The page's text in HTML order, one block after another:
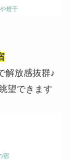
燈千
解放感抜群♪
望できます
宿